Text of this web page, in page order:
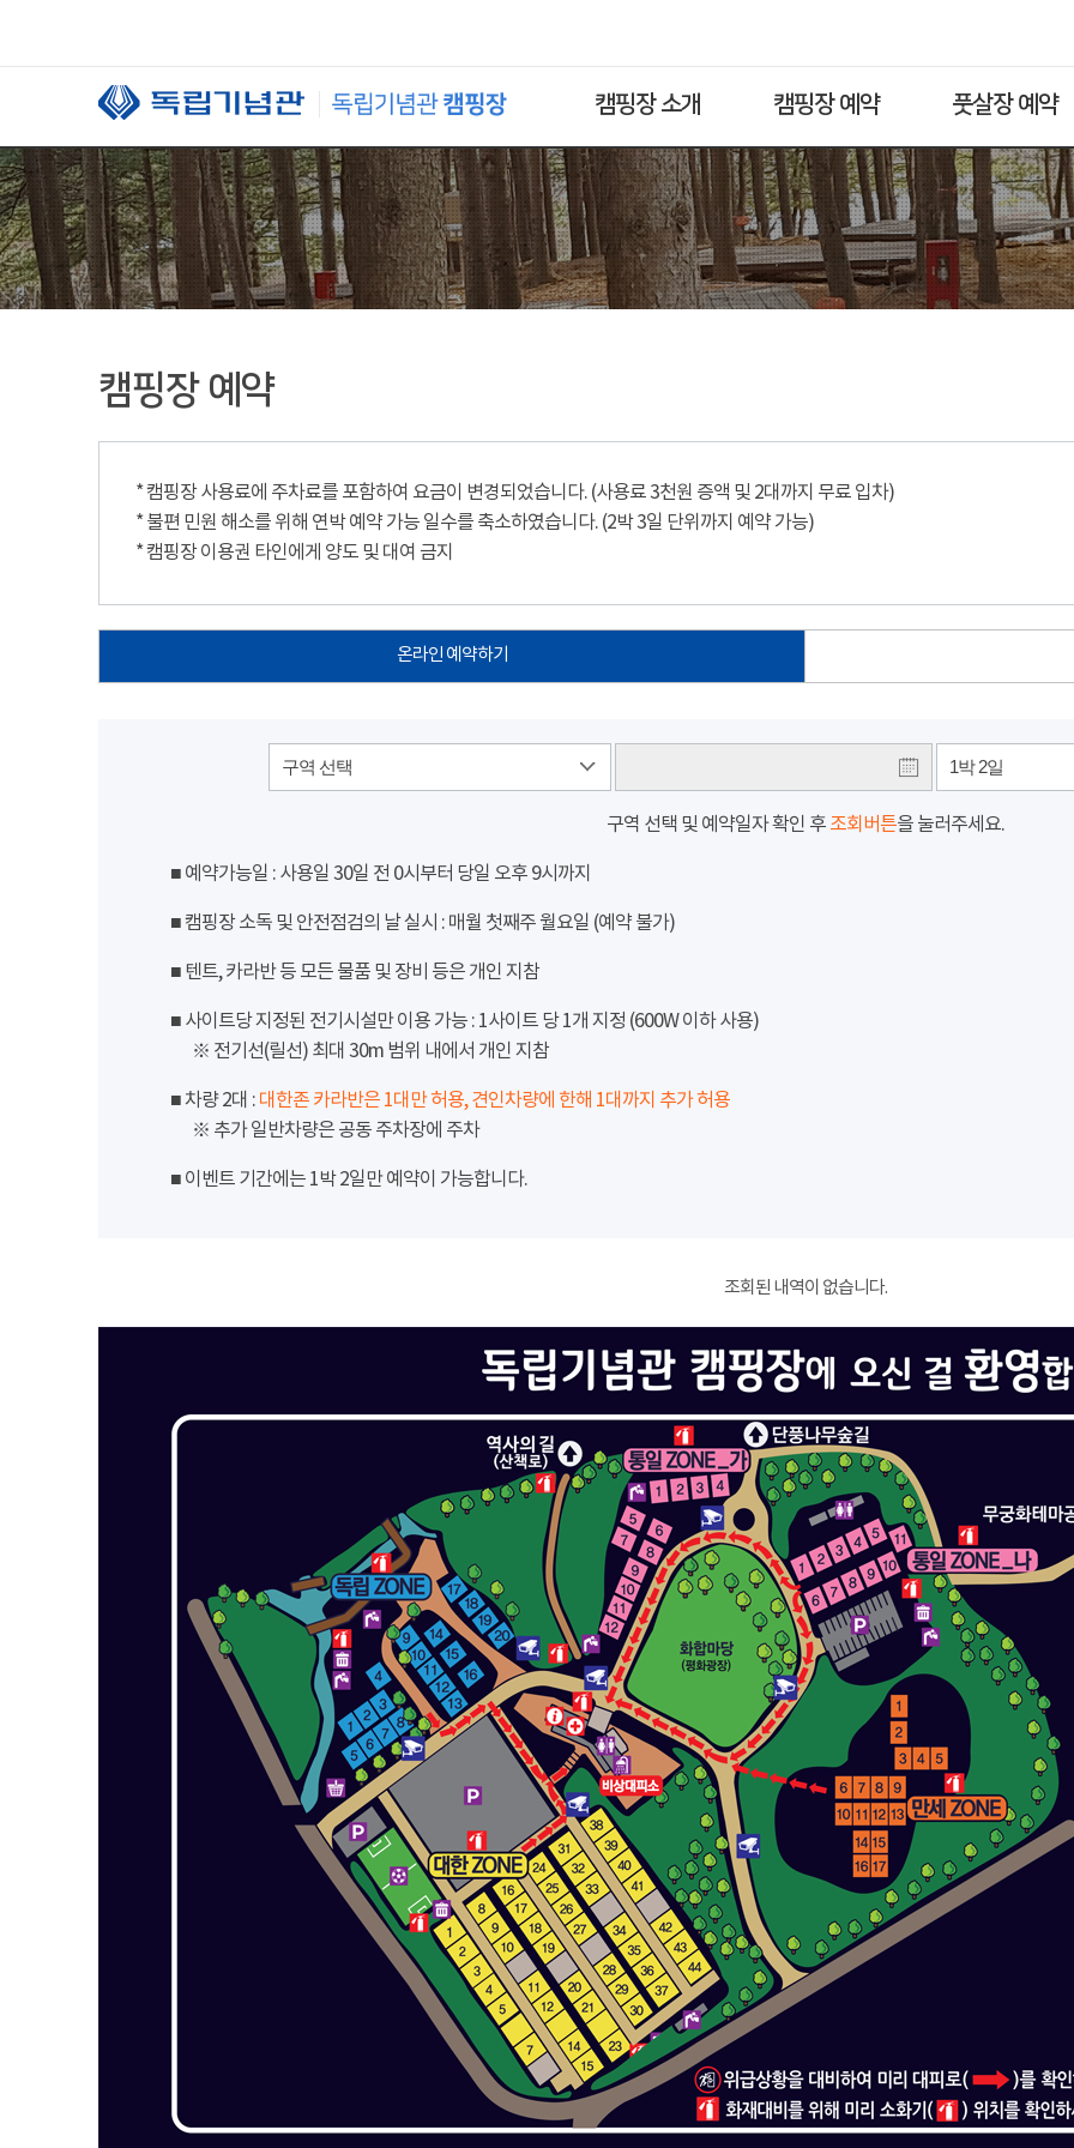
캠핑장 소개 캠핑장 예약 풋살장 예약
캠핑장 예약
* 캠핑장 사용료에 주차료를 포함하여 요금이 변경되었습니다. (사용료 3천원 증액 및 2대까지 무료 입차)
* 불편 민원 해소를 위해 연박 예약 가능 일수를 축소하였습니다. (2박 3일 단위까지 예약 가능)
* 캠핑장 이용권 타인에게 양도 및 대여 금지
온라인 예약하기
구역 선택 1박 2일
구역 선택 및 예약일자 확인 후 조회버튼을 눌러주세요.
■ 예약가능일 : 사용일 30일 전 0시부터 당일 오후 9시까지
■ 캠핑장 소독 및 안전점검의 날 실시 : 매월 첫째주 월요일 (예약 불가)
■ 텐트, 카라반 등 모든 물품 및 장비 등은 개인 지참
■ 사이트당 지정된 전기시설만 이용 가능 : 1사이트 당 1개 지정 (600W 이하 사용)
※ 전기선(릴선) 최대 30m 범위 내에서 개인 지참
■ 차량 2대 : 대한존 카라반은 1대만 허용, 견인차량에 한해 1대까지 추가 허용
※ 추가 일반차량은 공동 주차장에 주차
■ 이벤트 기간에는 1박 2일만 예약이 가능합니다.
조회된 내역이 없습니다.